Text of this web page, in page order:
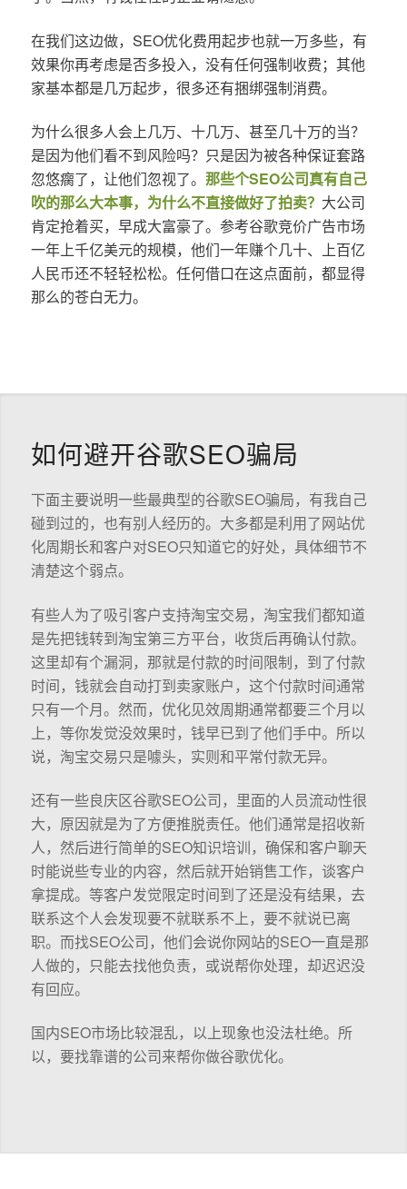
在我们这边做，SEO优化费用起步也就一万多些，有
效果你再考虑是否多投入，没有任何强制收费；其他
家基本都是几万起步，很多还有捆绑强制消费。
为什么很多人会上几万、十几万、甚至几十万的当？
是因为他们看不到风险吗？只是因为被各种保证套路
忽悠瘸了，让他们忽视了。 那些个SEO公司真有自己
吹的那么大本事，为什么不直接做好了拍卖？ 大公司
肯定抢着买，早成大富豪了。参考谷歌竞价广告市场
一年上千亿美元的规模，他们一年赚个几十、上百亿
人民币还不轻轻松松。任何借口在这点面前，都显得
那么的苍白无力。
如何避开谷歌SEO骗局
下面主要说明一些最典型的谷歌SEO骗局，有我自己
碰到过的，也有别人经历的。大多都是利用了网站优
化周期长和客户对SEO只知道它的好处，具体细节不
清楚这个弱点。
有些人为了吸引客户支持淘宝交易，淘宝我们都知道
是先把钱转到淘宝第三方平台，收货后再确认付款。
这里却有个漏洞，那就是付款的时间限制，到了付款
时间，钱就会自动打到卖家账户，这个付款时间通常
只有一个月。然而，优化见效周期通常都要三个月以
上，等你发觉没效果时，钱早已到了他们手中。所以
说，淘宝交易只是噱头，实则和平常付款无异。
还有一些良庆区谷歌SEO公司，里面的人员流动性很
大，原因就是为了方便推脱责任。他们通常是招收新
人，然后进行简单的SEO知识培训，确保和客户聊天
时能说些专业的内容，然后就开始销售工作，谈客户
拿提成。等客户发觉限定时间到了还是没有结果，去
联系这个人会发现要不就联系不上，要不就说已离
职。而找SEO公司，他们会说你网站的SEO一直是那
人做的，只能去找他负责，或说帮你处理，却迟迟没
有回应。
国内SEO市场比较混乱，以上现象也没法杜绝。所
以，要找靠谱的公司来帮你做谷歌优化。